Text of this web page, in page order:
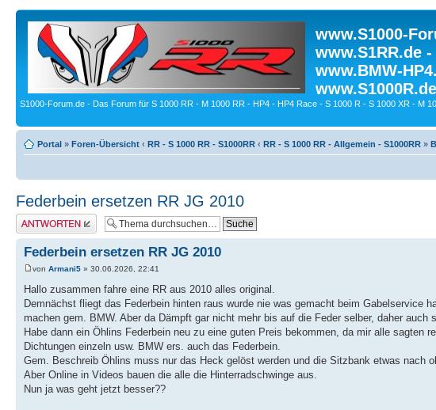
www.S1000-
www.S1RR.de -
www.BMW-
S1000-Forum.de - Das Forum für S 1000 RR - M 1000 RR - HP4 - HP4 Race - S 1000 R - S 1000 XR - M
Portal » Foren-Übersicht ‹ RR - S 1000 RR - S1000RR ‹ RR - S 1000 RR - Allgemein - S1000RR »
Federbein ersetzen RR JG 2010
Antwort erstellen
Federbein ersetzen RR JG 2010
von Armani5 » 30.06.2026, 22:41
Hallo zusammen fahre eine RR aus 2010 alles original.
Demnächst fliegt das Federbein hinten raus wurde nie was gemacht beim Gabelservice
machen gem. BMW. Aber da Dämpft gar nicht mehr bis auf die Feder selber, daher auch
Habe dann ein Öhlins Federbein neu zu eine guten Preis bekommen, da mir alle sagten
Dichtungen einzeln usw. BMW ers. auch das Federbein.
Gem. Beschreib Öhlins muss nur das Heck gelöst werden und die Sitzbank etwas nach
Aber Online in Videos bauen die alle die Hinterradschwinge aus.
Nun ja was geht jetzt besser??